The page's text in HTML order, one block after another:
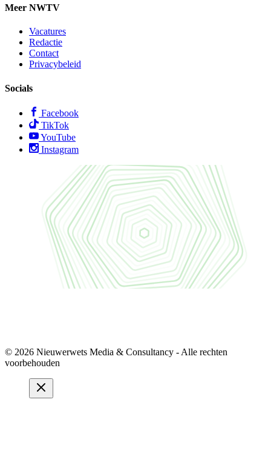
Meer NWTV
Vacatures
Redactie
Contact
Privacybeleid
Socials
Facebook
TikTok
YouTube
Instagram
© 2026 Nieuwerwets Media & Consultancy - Alle rechten
voorbehouden